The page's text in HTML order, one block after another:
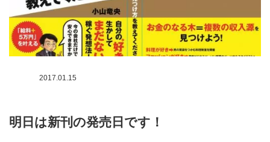
2017.01.15
明日は新刊の発売日です！